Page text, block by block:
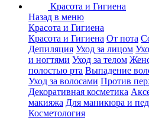
Красота и Гигиена
Назад в меню
Красота и Гигиена
Красота и Гигиена От пота
Депиляция Уход за лицом
и ногтями Уход за телом
полостью рта Выпадение
Уход за волосами Против
Декоративная косметика
макияжа Для маникюра и
Косметология